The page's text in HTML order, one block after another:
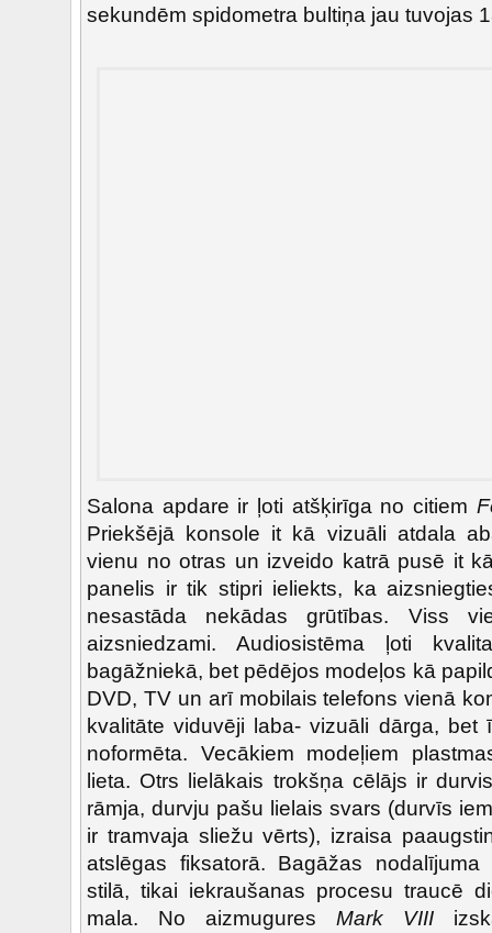
sekundēm spidometra bultiņa jau tuvojas
Salona apdare ir ļoti atšķirīga no citiem
Priekšējā konsole it kā vizuāli atdala
vienu no otras un izveido katrā pusē it
panelis ir tik stipri ieliekts, ka
nesastāda nekādas grūtības. Viss
aizsniedzami. Audiosistēma ļoti
bagāžniekā, bet pēdējos modeļos kā
DVD, TV un arī mobilais telefons vienā
kvalitāte viduvēji laba- vizuāli dārga, bet
noformēta. Vecākiem modeļiem
lieta. Otrs lielākais trokšņa cēlājs ir
rāmja, durvju pašu lielais svars (durvīs
ir tramvaja sliežu vērts), izraisa
atslēgas fiksatorā. Bagāžas
stilā, tikai iekraušanas procesu traucē
mala. No aizmugures Mark VIII